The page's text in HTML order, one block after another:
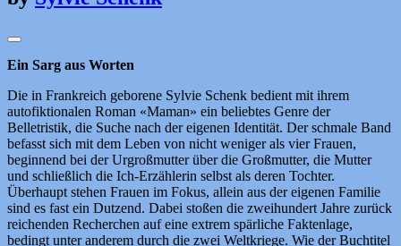
Ein Sarg aus Worten
Die in Frankreich geborene Sylvie Schenk bedient mit ihrem
autofiktionalen Roman «Maman» ein beliebtes Genre der
Belletristik, die Suche nach der eigenen Identität. Der schmale Band
befasst sich mit dem Leben von nicht weniger als vier Frauen,
beginnend bei der Urgroßmutter über die Großmutter, die Mutter
und schließlich die Ich-Erzählerin selbst als deren Tochter.
Überhaupt stehen Frauen im Fokus, allein aus der eigenen Familie
sind es fast ein Dutzend. Dabei stoßen die zweihundert Jahre zurück
reichenden Recherchen auf eine extrem spärliche Faktenlage,
bedingt unter anderem durch die zwei Weltkriege. Wie der Buchtitel